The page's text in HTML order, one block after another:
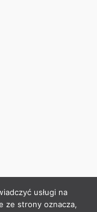
usługi na
ze strony oznacza,